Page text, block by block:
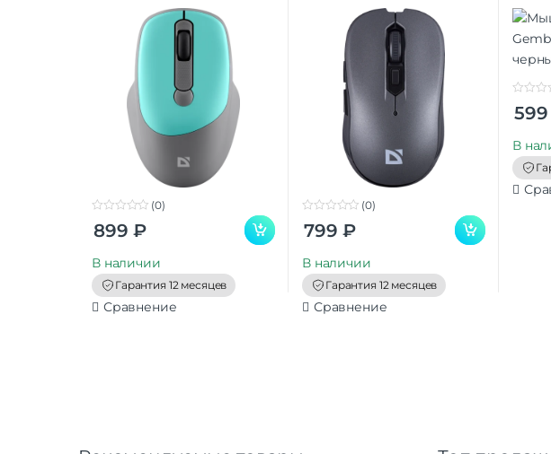
o
o
(0)
899 ₽
В наличии
Гарантия 12 месяцев
Сравнение
o
o
(0)
799 ₽
В наличии
Гарантия 12 месяцев
Сравнение
o
o
599
В